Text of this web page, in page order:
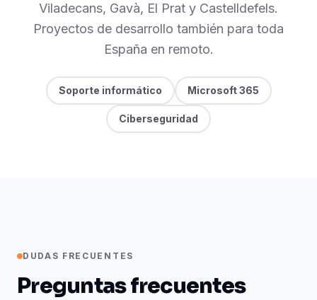
Viladecans, Gavà, El Prat y Castelldefels.
Proyectos de desarrollo también para toda
España en remoto.
Soporte informático Microsoft 365
Ciberseguridad
DUDAS FRECUENTES
Preguntas frecuentes